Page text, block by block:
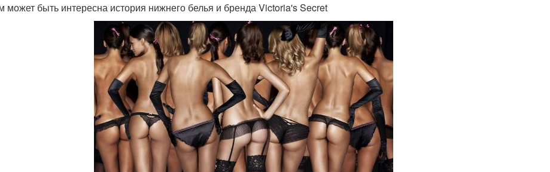
может быть интересна история нижнего белья и бренда Victoria's Secret